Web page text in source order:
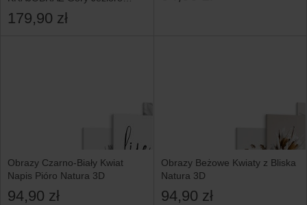
Natura
179,90 zł
Obrazy Czarno-Biały Kwiat
Napis Pióro Natura 3D
94,90 zł
Obrazy Beżowe Kwiaty z Bliska
Natura 3D
94,90 zł